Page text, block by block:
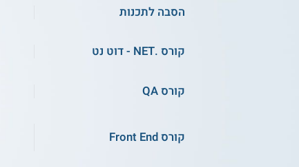
קורס אונליין
הסבה לתכנות
קורס .NET - דוט נט
קורס QA
קורס Front End